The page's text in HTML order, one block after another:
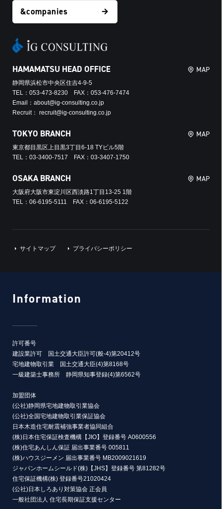
&companies
HAMAMATSU HEAD OFFICE
静岡県浜松市中央区住吉4-9-5
TEL：053-473-8230 FAX：053-476-7474
Email：about@ig-consulting.co.jp
Recruit： recruit@ig-consulting.co.jp
MAP
TOKYO BRANCH
東京都目黒区上目黒3丁目6-18 TYビル5階
TEL：03-3400-7517 FAX：03-3407-1750
MAP
OSAKA BRANCH
大阪府大阪市東淀川区西淡路1丁目13-25 1階
TEL：06-6195-5111 FAX：06-6195-5122
MAP
サイトマップ プライバシーポリシー
Information
許可番号
建設業許可 国土交通大臣許可(般-4)第20412号
宅地建物取引業 国土交通大臣(4)第8168号
一級建築士事務所 静岡県知事登録(4)第6562号
加盟団体
(公社)静岡県宅地建物取引業協会
(公社)全国宅地建物取引業保証協会
日本木造住宅耐震補強事業者協同組合
(株)日本住宅保証検査機構【JIO】登録番号 A0600556
(株)住宅あんしん保証 届出事業番号 005811
(株)ハウスジーメン 届出事業番号 MB2009021619
ジャパンホームシールド(株)【JHS】登録番号 第81282号
住宅保証機構(株) 登録番号21020424
(公社)日本しろあり対策協会 正会員
一般社団法人 住宅長期保証支援センター